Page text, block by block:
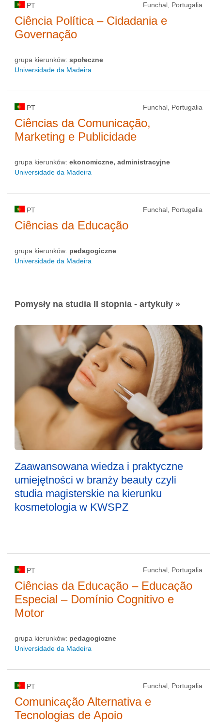
PT Funchal, Portugalia
Ciência Política – Cidadania e
Governação
grupa kierunków: społeczne
Universidade da Madeira
PT Funchal, Portugalia
Ciências da Comunicação,
Marketing e Publicidade
grupa kierunków: ekonomiczne, administracyjne
Universidade da Madeira
PT Funchal, Portugalia
Ciências da Educação
grupa kierunków: pedagogiczne
Universidade da Madeira
Pomysły na studia II stopnia - artykuły »
Zaawansowana wiedza i praktyczne
umiejętności w branży beauty czyli
studia magisterskie na kierunku
kosmetologia w KWSPZ
PT Funchal, Portugalia
Ciências da Educação – Educação
Especial – Domínio Cognitivo e
Motor
grupa kierunków: pedagogiczne
Universidade da Madeira
PT Funchal, Portugalia
Comunicação Alternativa e
Tecnologias de Apoio